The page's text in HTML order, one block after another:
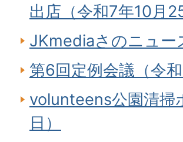
出店（令和7年10月25
JKmediaさのニュー
第6回定例会議（令
volunteens公園清掃
日）